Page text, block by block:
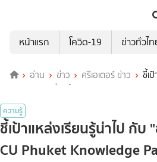
หน้าแรก
โควิด-19 ข่าวทั่วไท
อ่าน ข่าว ครีเอเตอร์ ข่าว
ชี้เ
"อุทยานการเรียนรู้ CU Phuket Knowledge
ความรู้
ชี้เป้าแหล่งเรียนรู้น่าไป กับ
CU Phuket Knowledge